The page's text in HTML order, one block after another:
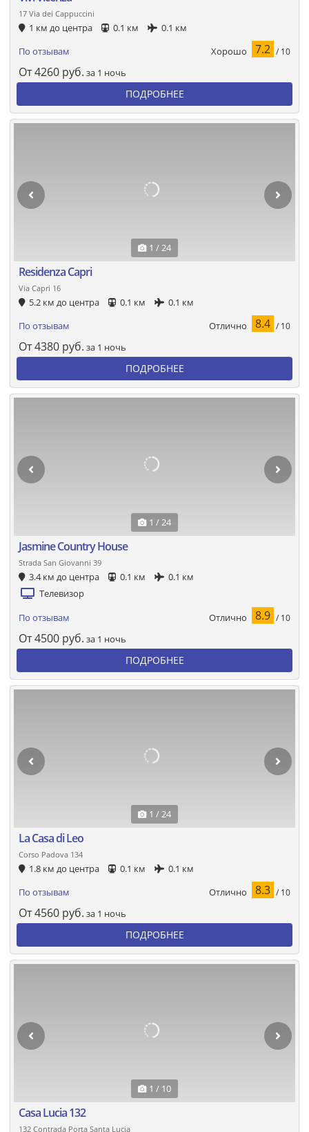
17 Via dei Cappuccini
1 км до центра 0.1 км
0.1 км
По отзывам
Хорошо 7.2 / 10
От4260 руб. за 1 ночь
ПОДРОБНЕЕ
1 / 24
Residenza Capri
Via Capri 16
5.2 км до центра 0.1 км
0.1 км
По отзывам
Отлично 8.4 / 10
От4380 руб. за 1 ночь
ПОДРОБНЕЕ
1 / 24
Jasmine Country House
Strada San Giovanni 39
3.4 км до центра 0.1 км
0.1 км
Телевизор
По отзывам Отлично 8.9 / 10
От4500 руб. за 1 ночь
ПОДРОБНЕЕ
1 / 24
La Casa di Leo
Corso Padova 134
1.8 км до центра 0.1 км
0.1 км
По отзывам
Отлично 8.3 / 10
От4560 руб. за 1 ночь
ПОДРОБНЕЕ
1 / 10
Casa Lucia 132
132 Contrada Porta Santa Lucia